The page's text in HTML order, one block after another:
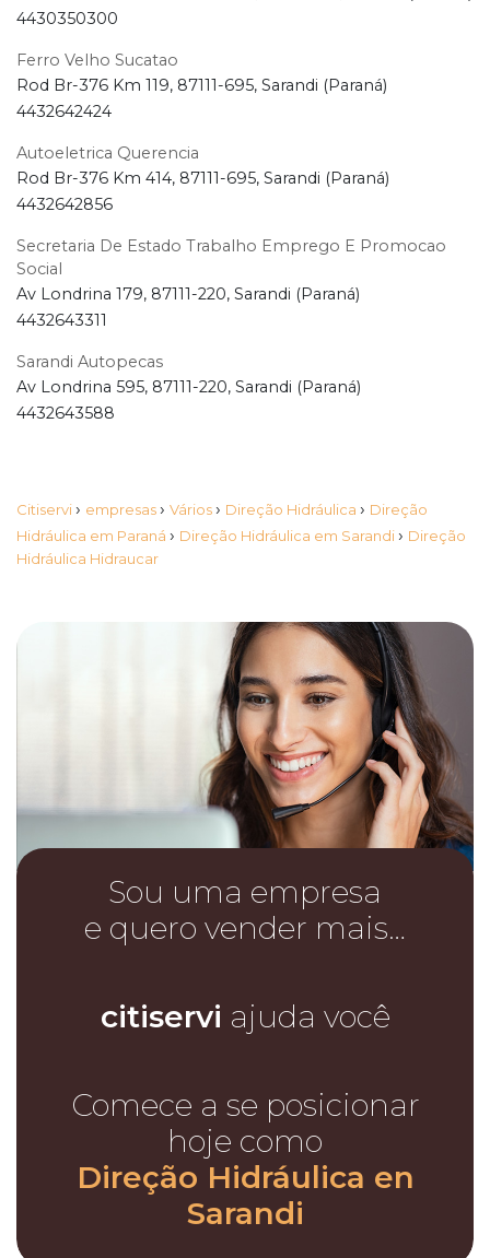
4430350300
Ferro Velho Sucatao
Rod Br-376 Km 119, 87111-695, Sarandi (Paraná)
4432642424
Autoeletrica Querencia
Rod Br-376 Km 414, 87111-695, Sarandi (Paraná)
4432642856
Secretaria De Estado Trabalho Emprego E Promocao
Social
Av Londrina 179, 87111-220, Sarandi (Paraná)
4432643311
Sarandi Autopecas
Av Londrina 595, 87111-220, Sarandi (Paraná)
4432643588
Citiservi › empresas › Vários › Direção Hidráulica › Direção
Hidráulica em Paraná › Direção Hidráulica em Sarandi › Direção
Hidráulica Hidraucar
Sou uma empresa
e quero vender mais…
citiservi ajuda você
Comece a se posicionar
hoje como
Direção Hidráulica en
Sarandi